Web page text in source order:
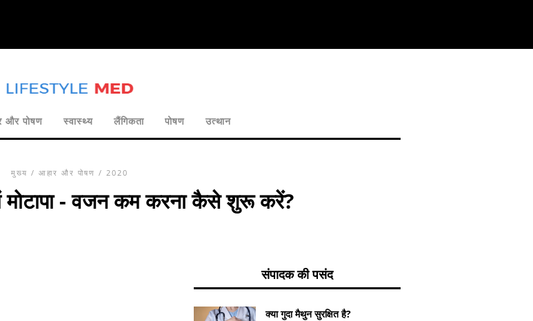
और पोषण स्वास्थ्य लैंगिकता पोषण उत्थान
मुख्य / आहार और पोषण / 2020
- वजन कम करना कैसे शुरू करें?
संपादक की पसंद
क्या गुदा मैथुन सुरक्षित है?